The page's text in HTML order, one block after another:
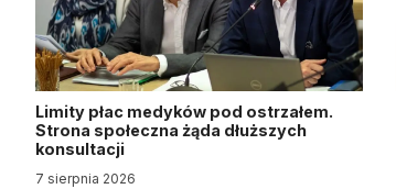
Limity płac medyków pod ostrzałem.
Strona społeczna żąda dłuższych
konsultacji
7 sierpnia 2026